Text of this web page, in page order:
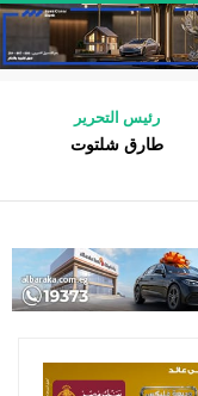
رئيس التحرير
طارق شلتوت